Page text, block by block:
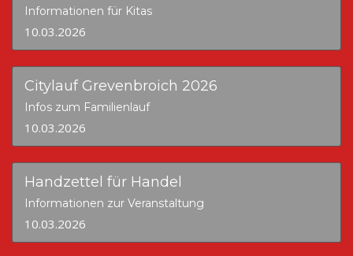
Informationen für Kitas
10.03.2026
Citylauf Grevenbroich 2026
Infos zum Familienlauf
10.03.2026
Handzettel für Handel
Informationen zur Veranstaltung
10.03.2026